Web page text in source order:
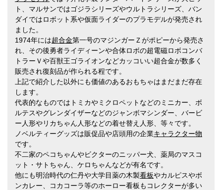
ト、マルサンではゴジラシリーズやウルトラシリーズ、バン
ダイではロボット系や仮面ライダーのプラモデルが発売され
ました。
1974年には超合金第一号のマジンガーＺがポピーから発売さ
れ、その後勇者ライディーンや合体ロボの超電磁ロボコンバ
トラーＶや百獣王ゴライオンなどカッコいい超合金が数多く
販売され復刻品が作られる程です。
上記で紹介した以外にも価値のあるおもちゃはまだまだ存在
します。
代表的なものではトミカやミクロペットなどのミニカー、ボ
ルテスやグレンダイザーなどのジャンボマシンダー、バービ
ー人形やリカちゃん人形などの着せ替え人形、等々です。
ノベルティーグッズは販促品や店頭用の企業キャラクター物
です。
不二家のペコちゃんやビクターのニッパー犬、薬局のマスコ
ット・サトちゃん、ケロちゃんなどが有名です。
他にも明治時代の仁丹や大学目薬の木製看板やカルピスやボ
ンカレー、コカコーラ等のホーロー看板もコレクターが多い